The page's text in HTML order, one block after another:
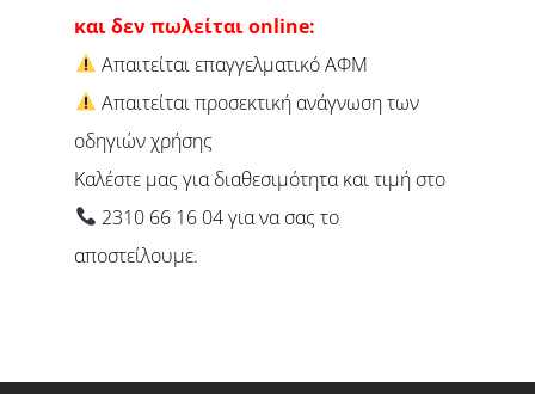
και δεν πωλείται online:
Απαιτείται επαγγελματικό ΑΦΜ
Απαιτείται προσεκτική ανάγνωση των
οδηγιών χρήσης
Καλέστε μας για διαθεσιμότητα και τιμή στο
2310 66 16 04 για να σας το
αποστείλουμε.